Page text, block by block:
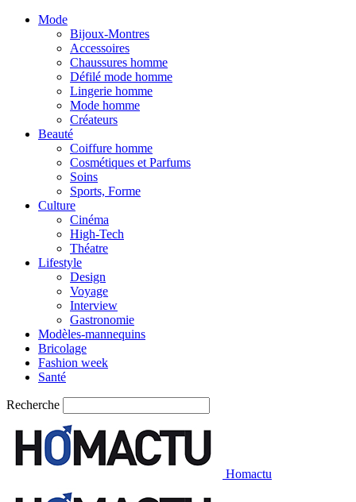
Mode
Bijoux-Montres
Accessoires
Chaussures homme
Défilé mode homme
Lingerie homme
Mode homme
Créateurs
Beauté
Coiffure homme
Cosmétiques et Parfums
Soins
Sports, Forme
Culture
Cinéma
High-Tech
Théatre
Lifestyle
Design
Voyage
Interview
Gastronomie
Modèles-mannequins
Bricolage
Fashion week
Santé
Recherche
Homactu